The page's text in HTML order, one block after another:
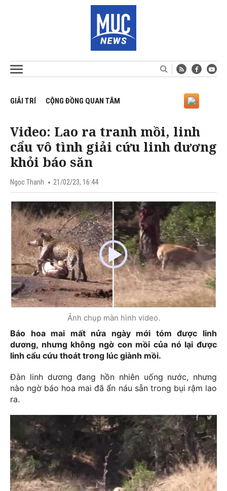
GIẢI TRÍ CỘNG ĐỒNG QUAN TÂM
Video: Lao ra tranh mồi, linh
cẩu vô tình giải cứu linh dương
khỏi báo săn
Ngọc Thanh 21/02/23, 16:44
Ảnh chụp màn hình video.
Báo hoa mai mất nửa ngày mới tóm được linh
dương, nhưng không ngờ con mồi của nó lại được
linh cẩu cứu thoát trong lúc giành mồi.
Đàn linh dương đang hồn nhiên uống nước, nhưng
nào ngờ báo hoa mai đã ẩn náu sẵn trong bụi rậm lao
ra.